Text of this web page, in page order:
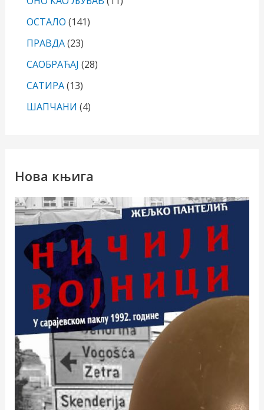
ОСТАЛО (141)
ПРАВДА(23)
САОБРАЋАЈ (28)
САТИРА(13)
ШАПЧАНИ (4)
Нова књига